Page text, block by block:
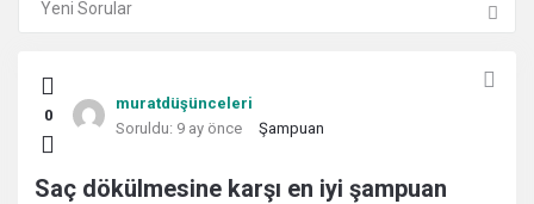
Kullanıcı
Yorumları
ve
0
muratdüşünceleri
Soruldu: 9 ay önce Şampuan
Saç dökülmesine karşı en iyi şampuan